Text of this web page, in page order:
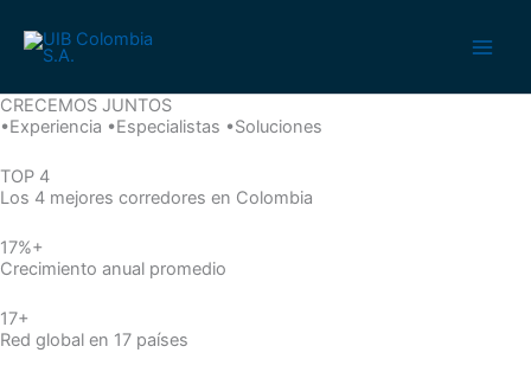
CRECEMOS JUNTOS
•Experiencia •Especialistas •Soluciones
TOP 4
Los 4 mejores corredores en Colombia
17%+
Crecimiento anual promedio
17+
Red global en 17 países